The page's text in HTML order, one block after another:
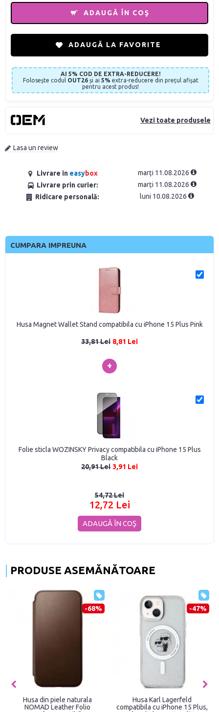
Vezi toate produsele
Lasa un review
Livrare in easybox
marți 11.08.2026
Livrare prin curier:
marți 11.08.2026
Ridicare personală:
luni 10.08.2026
ADAUGĂ ÎN COŞ
ADAUGĂ LA FAVORITE
AI 5% COD DE EXTRA-REDUCERE!
Folosește codul OUT26și ai 5% extra-reducere din prețul afișat
pentru acest produs!
CUMPARA IMPREUNA
Husa Magnet Wallet Stand compatibila cu iPhone 15 Plus Pink
33,81 Lei 8,81 Lei
+
Folie sticla WOZINSKY Privacy compatibila cu iPhone 15 Plus
Black
20,91 Lei 3,91 Lei
54,72 Lei
12,72 Lei
ADAUGĂ ÎN COŞ
PRODUSE ASEMĂNĂTOARE
-68%
Husa din piele naturala
NOMAD Leather Folio
-47%
Husa Karl Lagerfeld
compatibila cu iPhone 15 Plus,